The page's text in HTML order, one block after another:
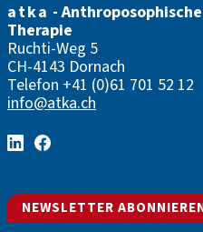
atka -
Therapie
Ruchti-Weg 5
CH-4143 Dornach
Telefon +41 (0)61 701 52 12
info@atka.ch
NEWSLETTER